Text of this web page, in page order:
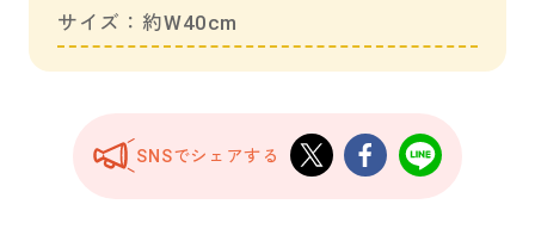
サイズ：約W40cm
SNSでシェアする